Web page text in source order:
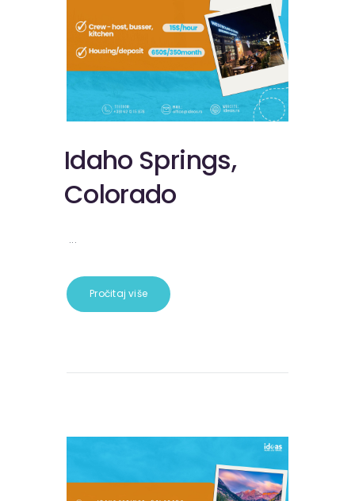
Idaho Springs,
Colorado
...
Pročitaj više